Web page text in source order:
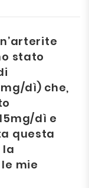
stato
dì) che,
dì e
questa
la
mie